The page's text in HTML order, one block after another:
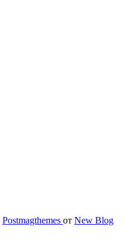
Postmagthemes от New Blog